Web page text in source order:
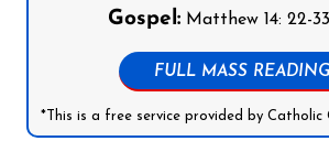
Gospel: Matthew 14: 22-33
FULL MASS
*This is a free service provided by Catholic